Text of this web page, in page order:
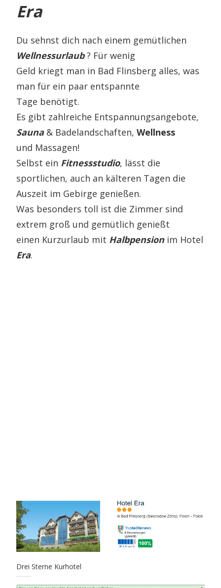
Era
Du sehnst dich nach einem gemütlichen
Wellnessurlaub ? Für wenig
Geld kriegt man in Bad Flinsberg alles, was
man für ein paar entspannte
Tage benötigt.
Es gibt zahlreiche Entspannungsangebote,
Sauna & Badelandschaften,Wellness
und Massagen!
Selbst ein Fitnessstudio, lässt die
sportlichen, auch an kälteren Tagen die
Auszeit im Gebirge genießen.
Was besonders toll ist die Zimmer sind
extrem groß und gemütlich genießt
einen Kurzurlaub mit Halbpension im Hotel
Era.
Drei Sterne Kurhotel